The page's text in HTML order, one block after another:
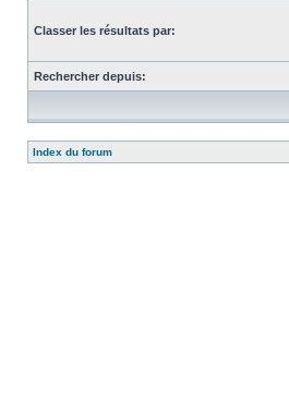
Classer les résultats par:
Rechercher depuis:
Index du forum